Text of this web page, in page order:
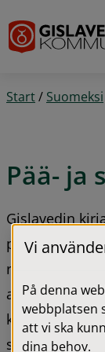
Start/ Suomeksi
Pää- ja
Gislavedin
aikuisille,
sanomalehteä
Vi
På denna
webbplatsen
att vi ska
dina behov.